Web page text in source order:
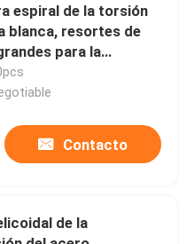
espiral de la torsión
blanca, resortes de
para la
Contacto
de la